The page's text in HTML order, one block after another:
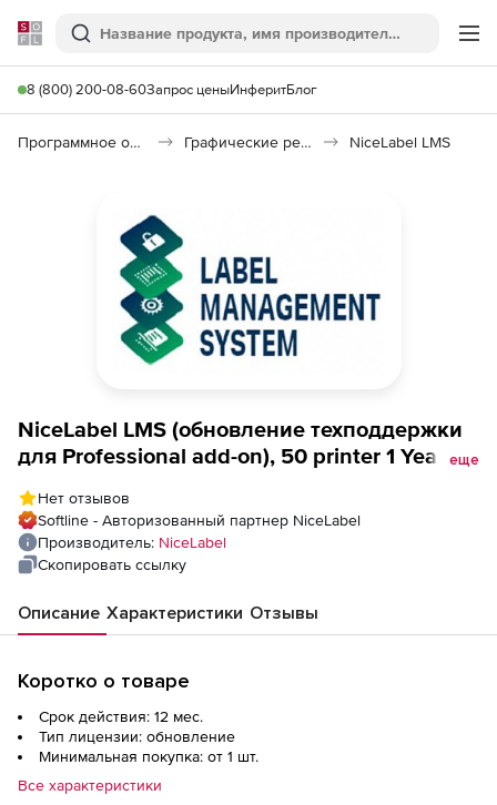
Softline
Поиск
8 (800) 200-08-60Запрос ценыИнферитБлог
Программное обеспечение для графики и дизайна Графические редакторы NiceLabel LMS
NiceLabel LMS (обновление техподдержки
для Professional add-on), 50 printer 1 Year
еще
Нет отзывов
Softline - Авторизованный партнер NiceLabel
Производитель: NiceLabel
Скопировать ссылку
Описание Характеристики Отзывы
Коротко о товаре
Срок действия: 12 мес.
Тип лицензии: обновление
Минимальная покупка: от 1 шт.
Все характеристики